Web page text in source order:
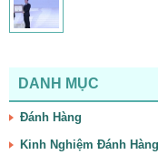
DANH MỤC
Đánh Hàng
Kinh Nghiệm Đánh Hàng